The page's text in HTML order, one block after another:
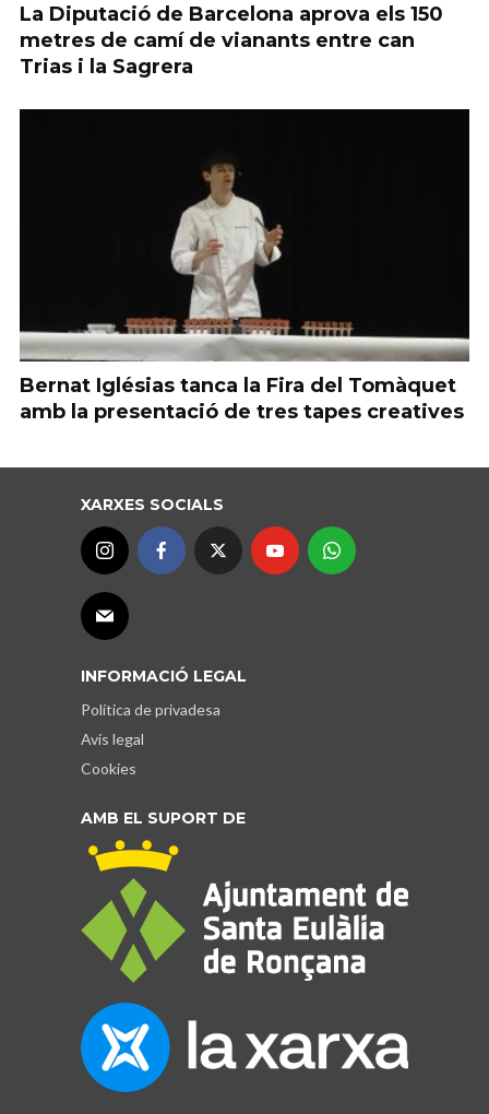
La Diputació de Barcelona aprova els 150
metres de camí de vianants entre can
Trias i la Sagrera
Bernat Iglésias tanca la Fira del Tomàquet
amb la presentació de tres tapes creatives
XARXES SOCIALS
INFORMACIÓ LEGAL
Política de privadesa
Avís legal
Cookies
AMB EL SUPORT DE